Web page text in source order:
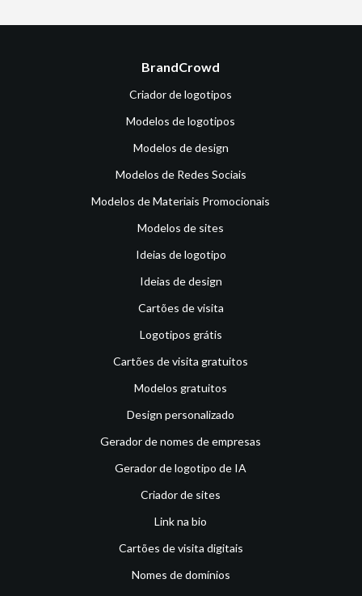
BrandCrowd
Criador de logotipos
Modelos de logotipos
Modelos de design
Modelos de Redes Sociais
Modelos de Materiais Promocionais
Modelos de sites
Ideias de logotipo
Ideias de design
Cartões de visita
Logotipos grátis
Cartões de visita gratuitos
Modelos gratuitos
Design personalizado
Gerador de nomes de empresas
Gerador de logotipo de IA
Criador de sites
Link na bio
Cartões de visita digitais
Nomes de domínios